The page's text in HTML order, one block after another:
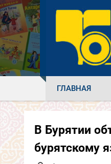
ГЛАВНАЯ
В Бурятии
бурятскому